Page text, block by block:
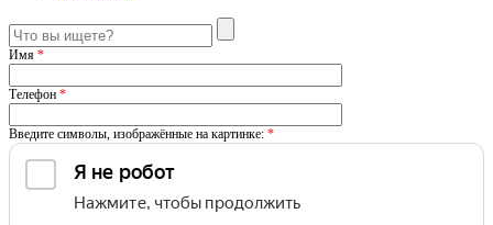
Имя *
Телефон *
Введите символы, изображённые на картинке: *